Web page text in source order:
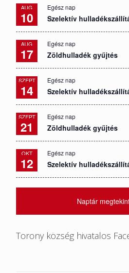
AUG
10
Egész nap
Szelektív
AUG
17
Egész nap
Zöldhulladék gyűjtés
SZEPT
14
Egész nap
Szelektív
SZEPT
21
Egész nap
Zöldhulladék gyűjtés
OKT
12
Egész nap
Szelektív
Naptár
Torony község hivatalos